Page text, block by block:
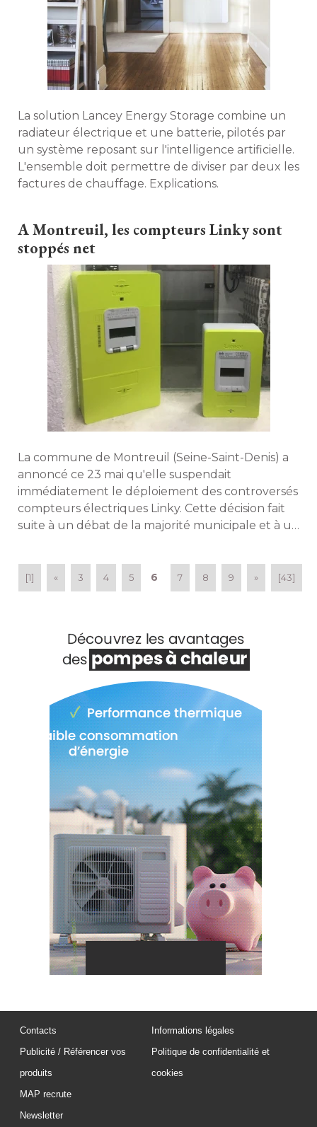
La solution Lancey Energy Storage combine un
radiateur électrique et une batterie, pilotés par
un système reposant sur l'intelligence artificielle.
L'ensemble doit permettre de diviser par deux les
factures de chauffage. Explications.
A Montreuil, les compteurs Linky sont
stoppés net
La commune de Montreuil (Seine-Saint-Denis) a
annoncé ce 23 mai qu'elle suspendait
immédiatement le déploiement des controversés
compteurs électriques Linky. Cette décision fait
suite à un débat de la majorité municipale et à un
[1] « 3 4 5 6 7 8 9 » [43]
Contacts
Publicité / Référencer vos
produits
MAP recrute
Newsletter
Informations légales
Politique de confidentialité et
cookies